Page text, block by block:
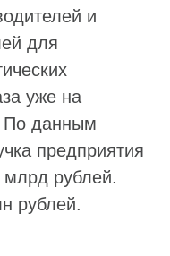
и
для
уже на
По данным
предприятия
млрд рублей.
рублей.